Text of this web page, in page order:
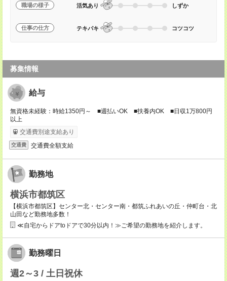
職場の様子 活気あり しずか
仕事の仕方 テキパキ コツコツ
募集情報
給与
無資格未経験：時給1350円～ ■週払いOK ■扶養内OK ■日収1万800円
以上
交通費別途支給あり
交通費 交通費全額支給
勤務地
横浜市都筑区
【横浜市都筑区】センター北・センター南・都筑ふれあいの丘・仲町台・北
山田など勤務地多数！
≪自宅からドアtoドアで30分以内！≫ご希望の勤務地を紹介します。
勤務曜日
週2～3 / 土日祝休